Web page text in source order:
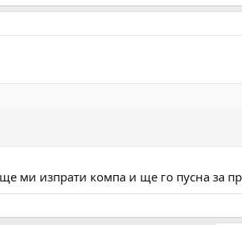
ми изпрати компа и ще го пусна за